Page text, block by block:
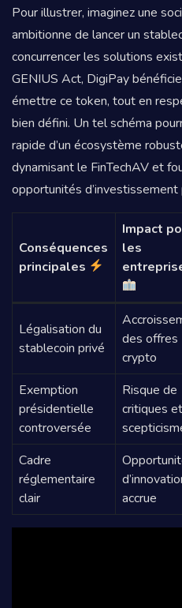
Pour illustrer, imaginez une
ambitionne de lancer un
concurrencer les solutions
GENIUS Act, DigiPay
émettre ce token, tout en
bien défini. Un tel schéma
rapide d’un écosystème
dynamisant le FinTechAV et
opportunités d’investissement
Conséquences
principales
Impact
les
Légalisation du
stablecoin privé
des offres
crypto
Exemption
présidentielle
controversée
Risque de
critiques
Cadre
réglementaire
clair
accrue